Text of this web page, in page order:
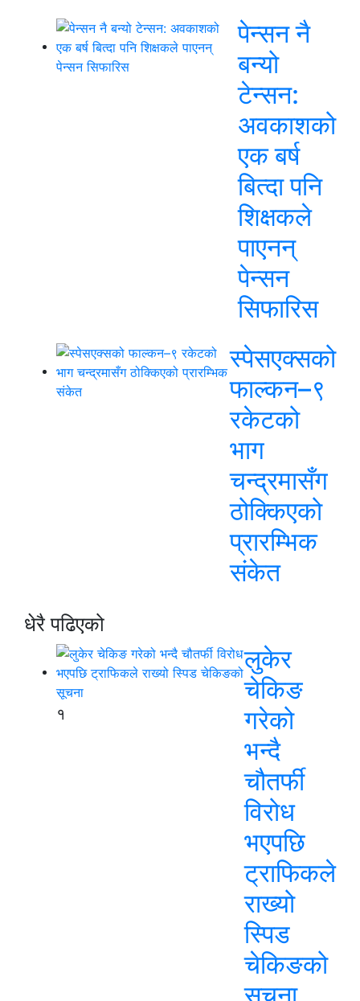
पेन्सन नै
बन्यो
टेन्सन:
अवकाशको
एक बर्ष
बित्दा पनि
शिक्षकले
पाएनन्
पेन्सन
सिफारिस
स्पेसएक्सको
फाल्कन–९
रकेटको
भाग
चन्द्रमासँग
ठोक्किएको
प्रारम्भिक
संकेत
धेरै पढिएको
१
लुकेर
चेकिङ
गरेको
भन्दै
चौतर्फी
विरोध
भएपछि
ट्राफिकले
राख्यो
स्पिड
चेकिङको
सूचना